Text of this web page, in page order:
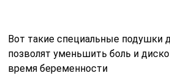
Вот такие специальные подушки
позволят уменьшить боль и
время беременности